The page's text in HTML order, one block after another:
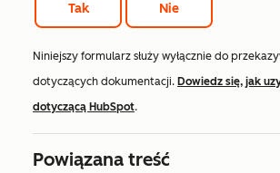
Tak Nie
Niniejszy formularz służy wyłącznie do
dotyczących dokumentacji. Dowiedz się, jak
dotyczącą HubSpot.
Powiązana treść